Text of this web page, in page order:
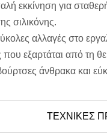
εκκίνηση για
σιλικόνης.
αλλαγές στο
εξαρτάται από τη
άνθρακα και
ΤΕΧΝΙΚΕΣ